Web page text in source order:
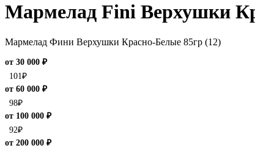
Мармелад Fini Верхушки
Мармелад Фини Верхушки Красно-Белые 85гр (12)
от 30 000 ₽
101 ₽
от 60 000 ₽
98₽
от 100 000 ₽
92₽
от 200 000 ₽